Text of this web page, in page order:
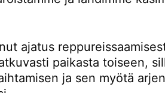
ajatus
paikasta toiseen,
ja sen myötä